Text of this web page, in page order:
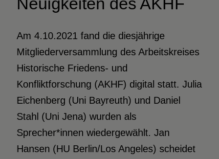
Am 4.10.2021 fand die diesjährige
Mitgliederversammlung des Arbeitskreises
Historische Friedens- und
Konfliktforschung (AKHF) digital statt. Julia
Eichenberg (Uni Bayreuth) und Daniel
Stahl (Uni Jena) wurden als
Sprecher*innen wiedergewählt. Jan
Hansen (HU Berlin/Los Angeles) scheidet